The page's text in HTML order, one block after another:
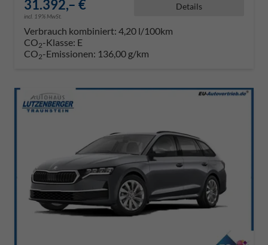
31.392,– €
incl. 19% MwSt.
Details
Verbrauch kombiniert: 4,20 l/100km
CO2-Klasse: E
CO2-Emissionen: 136,00 g/km